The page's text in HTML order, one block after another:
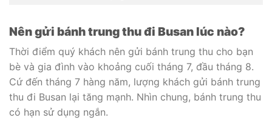
Nên gửi bánh trung thu đi Busan lúc nào?
Thời điểm quý khách nên gửi bánh trung thu cho bạn
bè và gia đình vào khoảng cuối tháng 7, đầu tháng 8.
Cứ đến tháng 7 hàng năm, lượng khách gửi bánh trung
thu đi Busan lại tăng mạnh. Nhìn chung, bánh trung thu
có hạn sử dụng ngắn.